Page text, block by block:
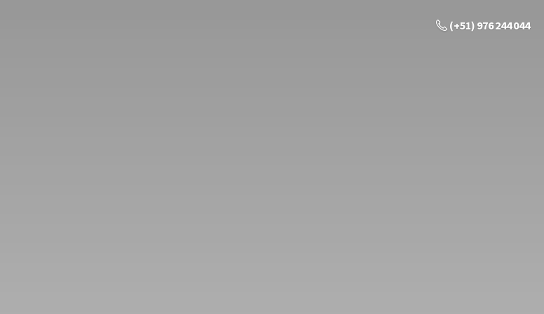
(+51) 976 244 044